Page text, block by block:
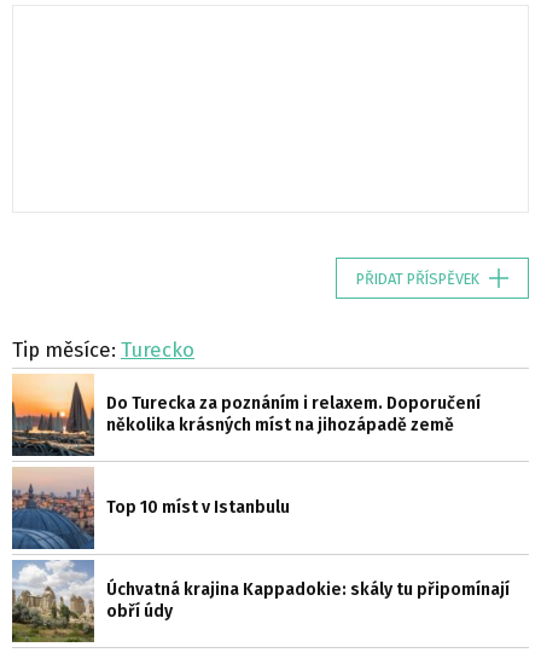
PŘIDAT PŘÍSPĚVEK
Tip měsíce: Turecko
Do Turecka za poznáním i relaxem. Doporučení
několika krásných míst na jihozápadě země
Top 10 míst v Istanbulu
Úchvatná krajina Kappadokie: skály tu připomínají
obří údy